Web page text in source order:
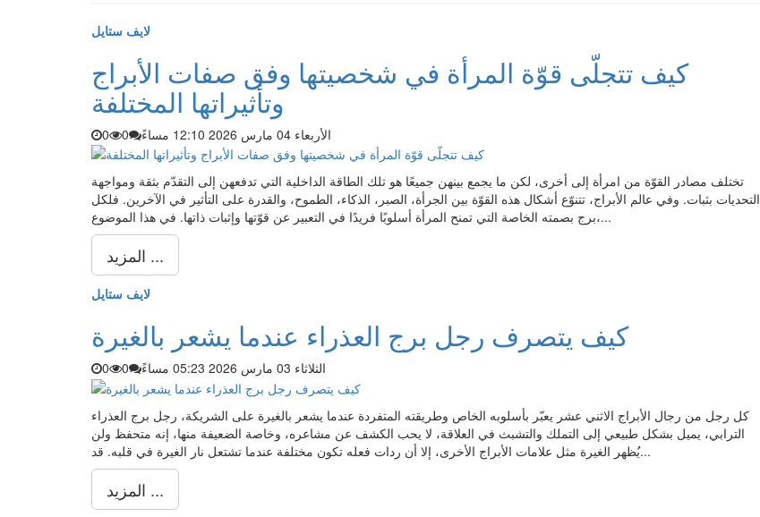
لايف ستايل
كيف تتجلّى قوّة المرأة في شخصيتها وفق صفات الأبراج
وتأثيراتها المختلفة
الأربعاء 04 مارس 2026 12:10 مساءً 0
0
تختلف مصادر القوّة من امرأة إلى أخرى، لكن ما يجمع بينهن جميعًا هو تلك الطاقة الداخلية التي تدفعهن إلى التقدّم بثقة ومواجهة
التحديات بثبات. وفي عالم الأبراج، تتنوّع أشكال هذه القوّة بين الجرأة، الصبر، الذكاء، الطموح، والقدرة على التأثير في الآخرين. فلكل
برج بصمته الخاصة التي تمنح المرأة أسلوبًا فريدًا في التعبير عن قوّتها وإثبات ذاتها. في هذا الموضوع،...
المزيد ...
لايف ستايل
كيف يتصرف رجل برج العذراء عندما يشعر بالغيرة
الثلاثاء 03 مارس 2026 05:23 مساءً 0
0
كل رجل من رجال الأبراج الاثني عشر يعبّر بأسلوبه الخاص وطريقته المتفردة عندما يشعر بالغيرة على الشريكة، رجل برج العذراء
الترابي، يميل بشكل طبيعي إلى التملك والتشبث في العلاقة، لا يحب الكشف عن مشاعره، وخاصة الضعيفة منها، إنه متحفظ ولن
يُظهر الغيرة مثل علامات الأبراج الأخرى، إلا أن ردات فعله تكون مختلفة عندما تشتعل نار الغيرة في قلبه. قد...
المزيد ...